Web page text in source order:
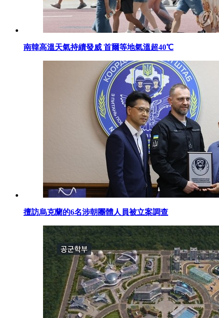
南韓高溫天氣持續發威 首爾等地氣溫超40℃
擅訪烏克蘭的6名涉朝團體人員被立案調查